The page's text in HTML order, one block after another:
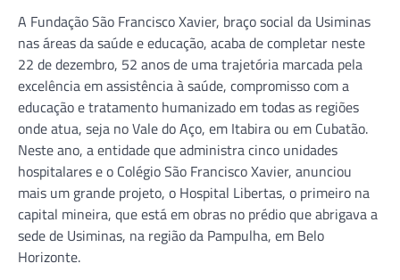
A Fundação São Francisco Xavier, braço social da Usiminas
nas áreas da saúde e educação, acaba de completar neste
22 de dezembro, 52 anos de uma trajetória marcada pela
excelência em assistência à saúde, compromisso com a
educação e tratamento humanizado em todas as regiões
onde atua, seja no Vale do Aço, em Itabira ou em Cubatão.
Neste ano, a entidade que administra cinco unidades
hospitalares e o Colégio São Francisco Xavier, anunciou
mais um grande projeto, o Hospital Libertas, o primeiro na
capital mineira, que está em obras no prédio que abrigava a
sede de Usiminas, na região da Pampulha, em Belo
Horizonte.